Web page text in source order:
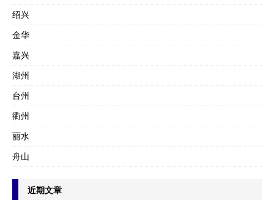
绍兴
金华
嘉兴
湖州
台州
衢州
丽水
舟山
近期文章